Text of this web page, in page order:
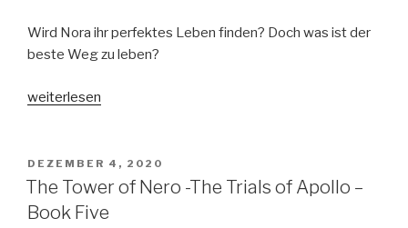
Wird Nora ihr perfektes Leben finden? Doch was ist der
beste Weg zu leben?
„The
–
One
library.
weiterlesen
VERÖFFENTLICHT
AM
DEZEMBER 4, 2020
The Tower of Nero -The Trials of Apollo –
Book Five